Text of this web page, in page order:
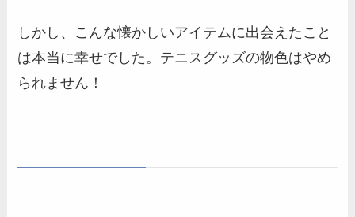
しかし、こんな懐かしいアイテムに出会えたこと
は本当に幸せでした。テニスグッズの物色はやめ
られません！